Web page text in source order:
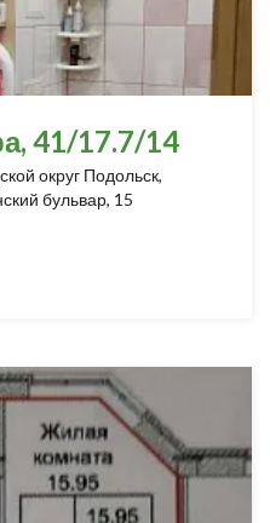
41/17.7/14
округ Подольск,
бульвар, 15